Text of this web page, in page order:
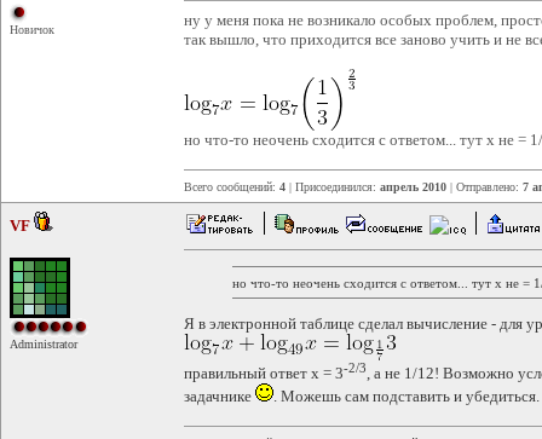
Новичок
ну у меня пока не возникало особых проблем,
так вышло, что приходится все заново учить и не
но что-то неочень сходится с ответом... тут х не =
Всего сообщений: 4 | Присоединился: апрель 2010 | Отправлено: 7
VF
Administrator
но что-то неочень сходится с ответом... тут х не =
Я в электронной таблице сделал вычисление - для
правильный ответ x = 3-2/3, а не 1/12! Возможно
задачнике
. Можешь сам подставить и убедиться.